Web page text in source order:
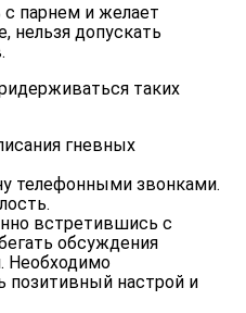
с парнем и желает
нельзя допускать
таких
гневных
телефонными звонками.
встретившись с
обсуждения
Необходимо
позитивный настрой и